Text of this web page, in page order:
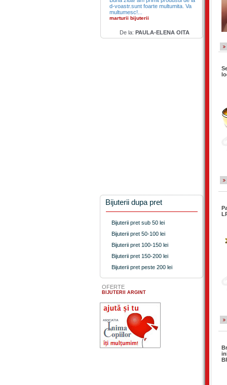
d-voastr.sunt foarte multumita. Va
multumesc!...
marturii bijuterii
De la: PAULA-ELENA OITA
Bijuterii dupa pret
Bijuterii pret sub 50 lei
Bijuterii pret 50-100 lei
Bijuterii pret 100-150 lei
Bijuterii pret 150-200 lei
Bijuterii pret peste 200 lei
OFERTE
BIJUTERII ARGINT